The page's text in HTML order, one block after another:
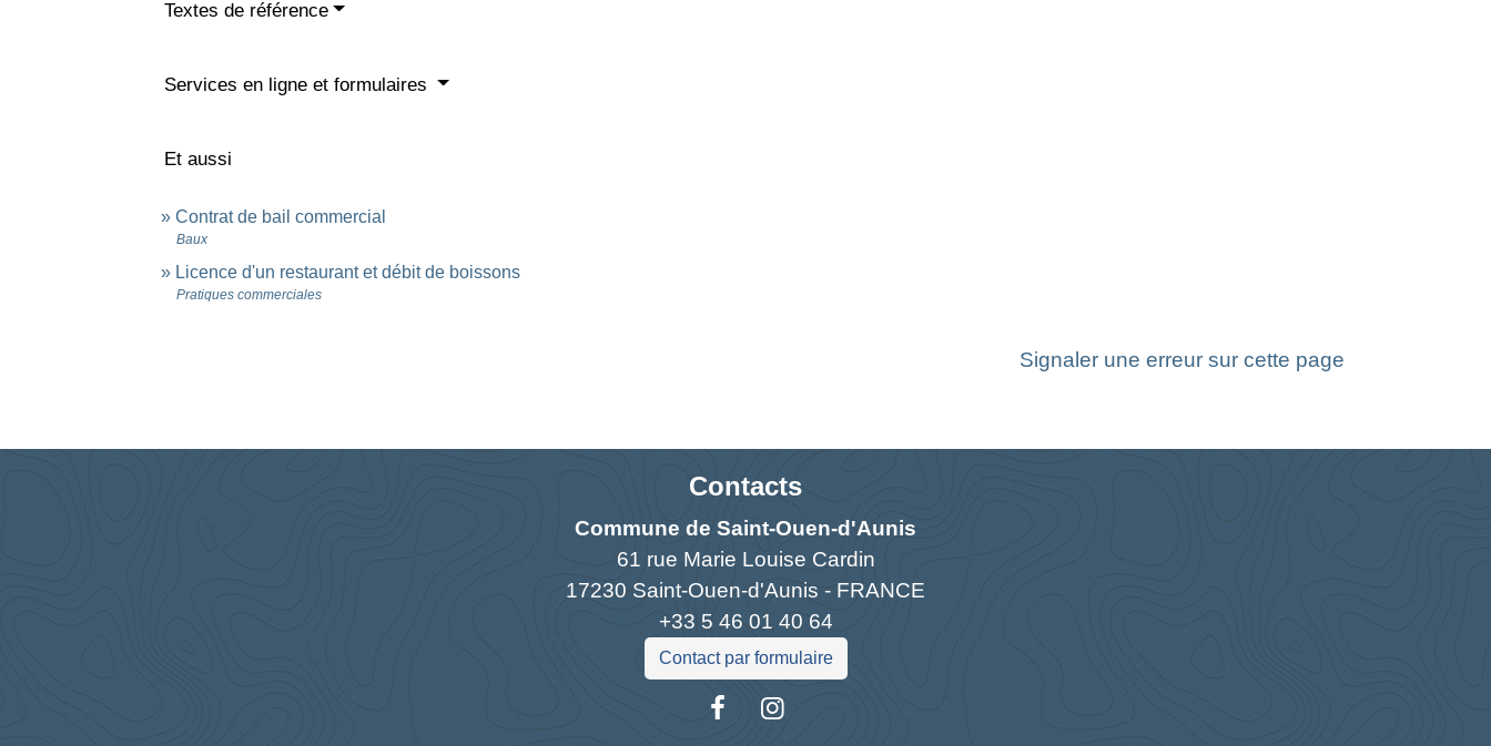
Textes de référence
Services en ligne et formulaires
Et aussi
Contrat de bail commercial
Baux
Licence d'un restaurant et débit de boissons
Pratiques commerciales
Signaler une erreur sur cette page
Contacts
Commune de Saint-Ouen-d'Aunis
61 rue Marie Louise Cardin
17230 Saint-Ouen-d'Aunis - FRANCE
+33 5 46 01 40 64
Contact par formulaire